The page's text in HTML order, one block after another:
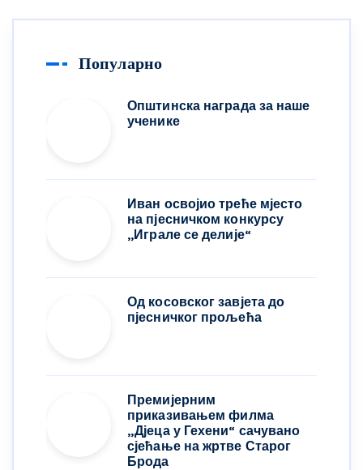
Популарно
Општинска награда за наше
ученике
Иван освојио треће мјесто
на пјесничком конкурсу
,,Играле се делије“
Од косовског завјета до
пјесничког прољећа
Премијерним
приказивањем филма
„Дјеца у Гехени“ сачувано
сјећање на жртве Старог
Брода